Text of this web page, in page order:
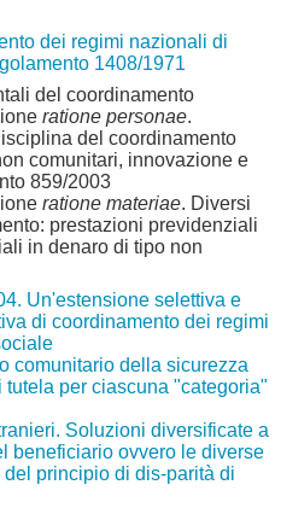
dei regimi nazionali di
1408/1971
del coordinamento
ratione personae.
del coordinamento
comunitari, innovazione e
859/2003
ratione materiae. Diversi
prestazioni previdenziali
in denaro di tipo non
Un'estensione selettiva e
di coordinamento dei regimi
comunitario della sicurezza
per ciascuna "categoria"
Soluzioni diversificate a
beneficiario ovvero le diverse
principio di dis-parità di